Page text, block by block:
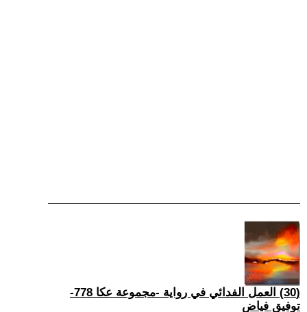
(30) العمل الفدائي في رواية -مجموعة عكا 778-
توفيق فياض